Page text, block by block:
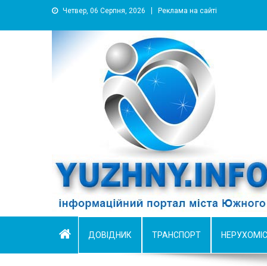
Четвер, 06 Серпня, 2026 Реклама на сайті
YUZHNY.INFO
информационный портал города Южный
ДОВІДНИК ТРАНСПОРТ